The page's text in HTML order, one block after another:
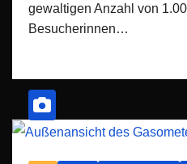
gewaltigen Anzahl von
Besucherinnen…